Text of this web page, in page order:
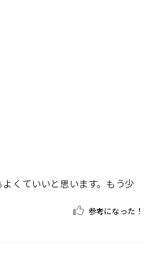
くていいと思います。もう少
参考になった！